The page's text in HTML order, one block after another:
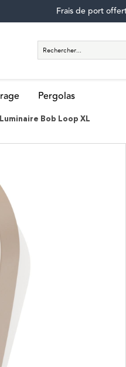
Frais de port
Pergolas
Luminaire Bob Loop XL